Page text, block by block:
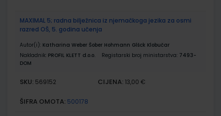
MAXIMAL 5; radna bilježnica iz njemačkoga jezika za osmi
razred OŠ, 5. godina učenja
Autor(i): Katharina Weber Šober Hohmann Glšck Klobučar
Nakladnik: PROFIL KLETT d.o.o. Registarski broj ministarstva: 7493-
DOM
SKU: 569152 CIJENA: 13,00 €
ŠIFRA OMOTA: 500178